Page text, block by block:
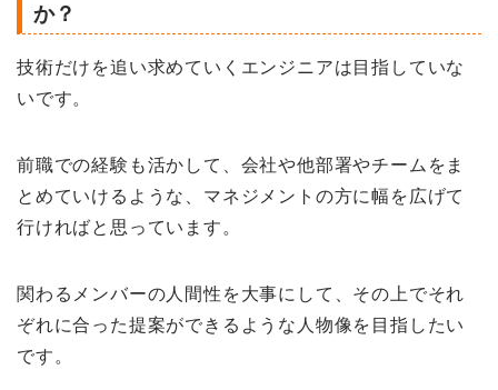
か？
技術だけを追い求めていくエンジニアは目指していな
いです。
前職での経験も活かして、会社や他部署やチームをま
とめていけるような、マネジメントの方に幅を広げて
行ければと思っています。
関わるメンバーの人間性を大事にして、その上でそれ
ぞれに合った提案ができるような人物像を目指したい
です。